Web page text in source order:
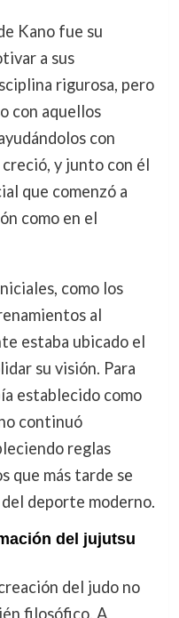
Kano fue su
a sus
rigurosa, pero
con aquellos
con
y junto con él
que comenzó a
como en el
como los
al
estaba ubicado el
su visión. Para
establecido como
continuó
reglas
que más tarde se
deporte moderno.
del jujutsu
del judo no
filosófico. A